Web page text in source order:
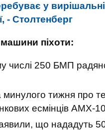
у
- Столтенберг
піхоти:
числі 250 БМП
минулого тижня про
есмінців AMX-
що нададуть